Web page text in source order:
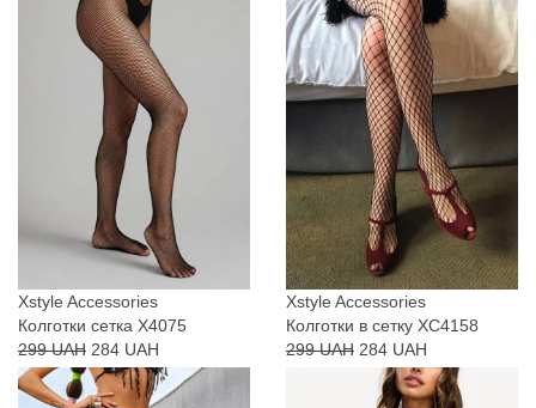
Xstyle Accessories
Колготки сетка X4075
299 UAH 284 UAH
Xstyle Accessories
Колготки в сетку XC4158
299 UAH 284 UAH